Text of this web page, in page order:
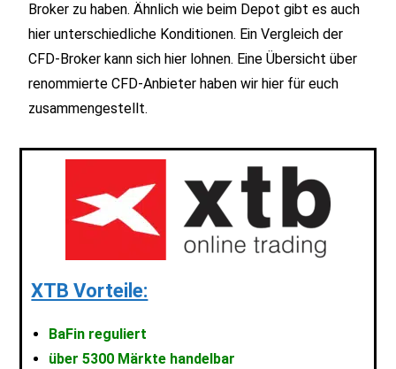
Broker zu haben. Ähnlich wie beim Depot gibt es auch
hier unterschiedliche Konditionen. Ein Vergleich der
CFD-Broker kann sich hier lohnen. Eine Übersicht über
renommierte CFD-Anbieter haben wir hier für euch
zusammengestellt.
XTB Vorteile:
BaFin reguliert
über 5300 Märkte handelbar